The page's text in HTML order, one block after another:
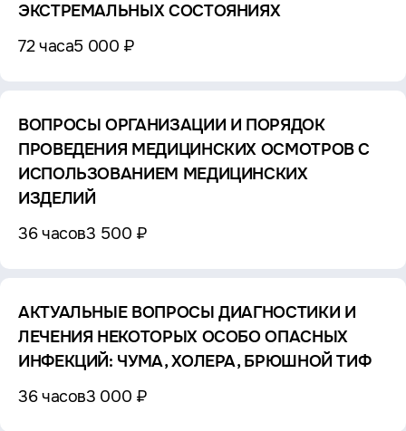
ЭКСТРЕМАЛЬНЫХ СОСТОЯНИЯХ
72 часа5 000 ₽
ВОПРОСЫ ОРГАНИЗАЦИИ И ПОРЯДОК
ПРОВЕДЕНИЯ МЕДИЦИНСКИХ ОСМОТРОВ С
ИСПОЛЬЗОВАНИЕМ МЕДИЦИНСКИХ
ИЗДЕЛИЙ
36 часов3 500 ₽
АКТУАЛЬНЫЕ ВОПРОСЫ ДИАГНОСТИКИ И
ЛЕЧЕНИЯ НЕКОТОРЫХ ОСОБО ОПАСНЫХ
ИНФЕКЦИЙ: ЧУМА, ХОЛЕРА, БРЮШНОЙ ТИФ
36 часов3 000 ₽